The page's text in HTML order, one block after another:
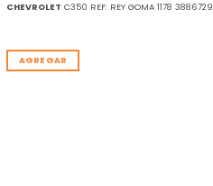
CHEVROLET C350 REF: REY GOMA 1178 3886729
AGREGAR